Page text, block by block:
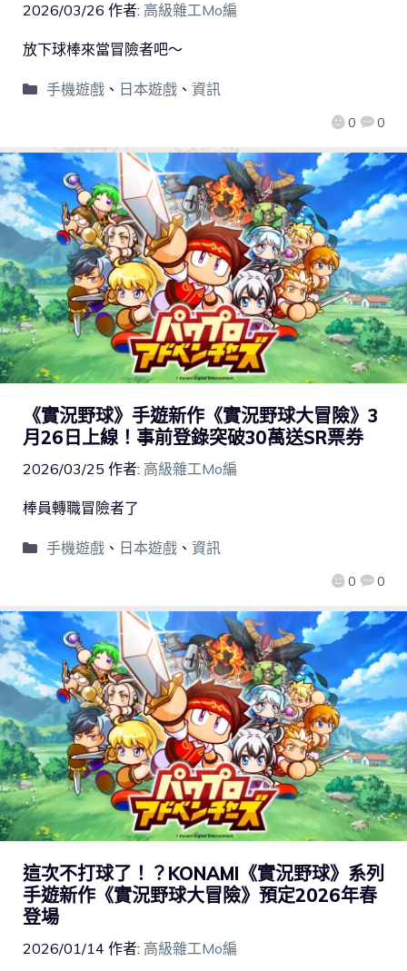
2026/03/26 作者: 高級雜工Mo編
0 0
放下球棒來當冒險者吧～
手機遊戲、 日本遊戲、 資訊
《實況野球》手遊新作《實況野球大冒險》3
月26日上線！事前登錄突破30萬送SR票券
2026/03/25 作者: 高級雜工Mo編
0 0
棒員轉職冒險者了
手機遊戲、 日本遊戲、 資訊
這次不打球了！？KONAMI《實況野球》系列
手遊新作《實況野球大冒險》預定2026年春
登場
2026/01/14 作者: 高級雜工Mo編